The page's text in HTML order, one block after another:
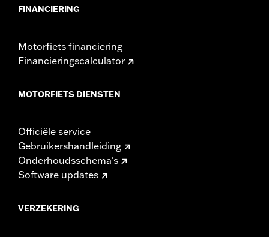
FINANCIERING
Motorfiets financiering
Financieringscalculator
MOTORFIETS DIENSTEN
Officiële service
Gebruikershandleiding
Onderhoudsschema's
Software updates
VERZEKERING